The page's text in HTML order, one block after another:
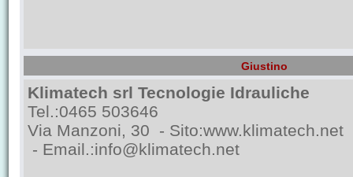
Giustino
Klimatech srl Tecnologie Idrauliche
Tel.:0465 503646
Via Manzoni, 30 - Sito:www.klimatech.net
- Email.:info@klimatech.net